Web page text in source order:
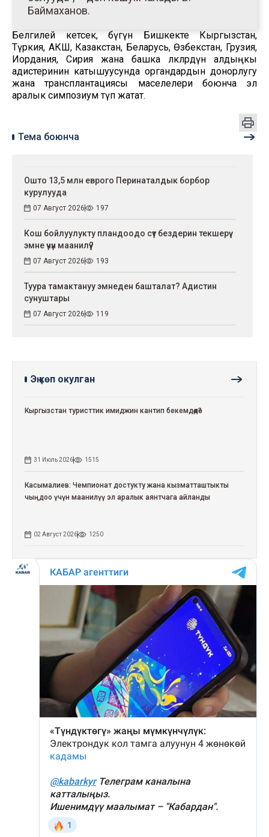
Баймаханов.
Белгилей кетсек, бүгүн Бишкекте Кыргызстан,
Түркия, АКШ, Казакстан, Беларусь, Өзбекстан, Грузия,
Иордания, Сирия жана башка өлкөлөрдүн алдыңкы
адистеринин катышуусунда органдардын донорлугу
жана трансплантациясы маселелери боюнча эл
аралык симпозиум өтүп жатат.
Тема боюнча
Ошто 13,5 млн еврого Перинаталдык борбор
курулууда
07 Август 2026 197
Кош бойлуулукту пландоодо сүт бездерин текшерүү
эмне үчүн маанилүү?
07 Август 2026 193
Туура тамактануу эмнеден башталат? Адистин
сунуштары
07 Август 2026 119
Эң көп окулган
Кыргызстан туристтик имиджин кантип бекемдөөдө?
31 Июль 2026 1515
Касымалиев: Чемпионат достукту жана кызматташтыкты
чыңдоо үчүн маанилүү эл аралык аянтчага айланды
02 Август 2026 1250